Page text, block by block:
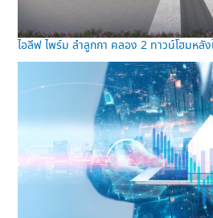
ไอลีฟ ไพร์ม ลำลูกกา คลอง 2 ทาวน์โฮมหลั